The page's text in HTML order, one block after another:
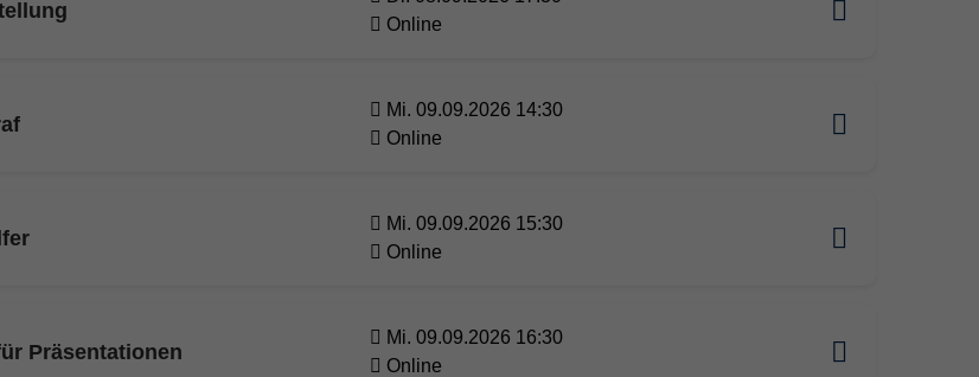
Online
Mi. 09.09.2026 14:30
Online
Mi. 09.09.2026 15:30
Online
Präsentationen
Mi. 09.09.2026 16:30
Online